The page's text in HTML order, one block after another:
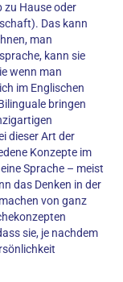
Hause oder
Das kann
man
kann sie
wenn man
im Englischen
bringen
dieser Art der
Konzepte im
Sprache – meist
das Denken in der
von ganz
sie, je nachdem